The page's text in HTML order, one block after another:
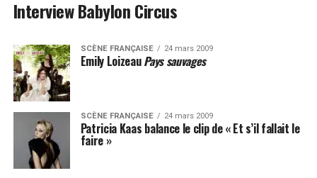
Interview Babylon Circus
SCÈNE FRANÇAISE 24 mars 2009
Emily LoizeauPays sauvages
SCÈNE FRANÇAISE 24 mars 2009
Patricia Kaas balance le clip de « Et s’il fallait le
faire »